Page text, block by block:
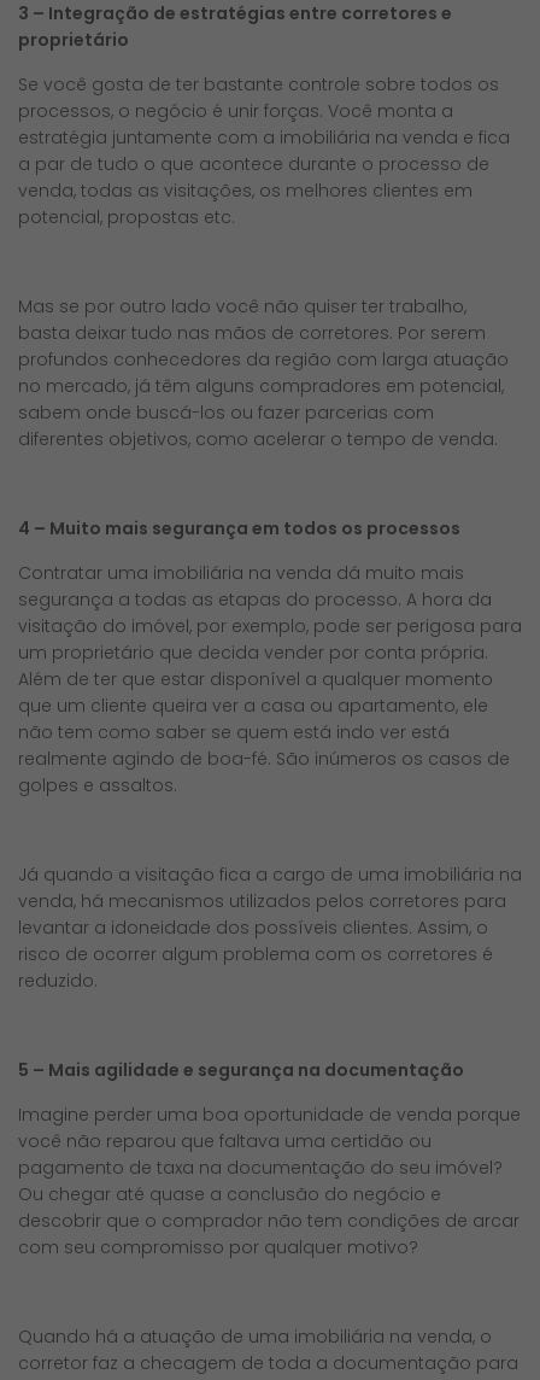
3 – Integração de estratégias entre corretores e
proprietário
Se você gosta de ter bastante controle sobre todos os
processos, o negócio é unir forças. Você monta a
estratégia juntamente com a imobiliária na venda e fica
a par de tudo o que acontece durante o processo de
venda, todas as visitações, os melhores clientes em
potencial, propostas etc.
Mas se por outro lado você não quiser ter trabalho,
basta deixar tudo nas mãos de corretores. Por serem
profundos conhecedores da região com larga atuação
no mercado, já têm alguns compradores em potencial,
sabem onde buscá-los ou fazer parcerias com
diferentes objetivos, como acelerar o tempo de venda.
4 – Muito mais segurança em todos os processos
Contratar uma imobiliária na venda dá muito mais
segurança a todas as etapas do processo. A hora da
visitação do imóvel, por exemplo, pode ser perigosa para
um proprietário que decida vender por conta própria.
Além de ter que estar disponível a qualquer momento
que um cliente queira ver a casa ou apartamento, ele
não tem como saber se quem está indo ver está
realmente agindo de boa-fé. São inúmeros os casos de
golpes e assaltos.
Já quando a visitação fica a cargo de uma imobiliária na
venda, há mecanismos utilizados pelos corretores para
levantar a idoneidade dos possíveis clientes. Assim, o
risco de ocorrer algum problema com os corretores é
reduzido.
5 – Mais agilidade e segurança na documentação
Imagine perder uma boa oportunidade de venda porque
você não reparou que faltava uma certidão ou
pagamento de taxa na documentação do seu imóvel?
Ou chegar até quase a conclusão do negócio e
descobrir que o comprador não tem condições de arcar
com seu compromisso por qualquer motivo?
Quando há a atuação de uma imobiliária na venda, o
corretor faz a checagem de toda a documentação para